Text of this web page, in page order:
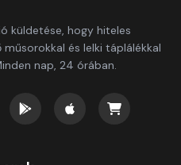
küldetése, hogy hiteles
és lelki táplálékkal
nap, 24 órában.